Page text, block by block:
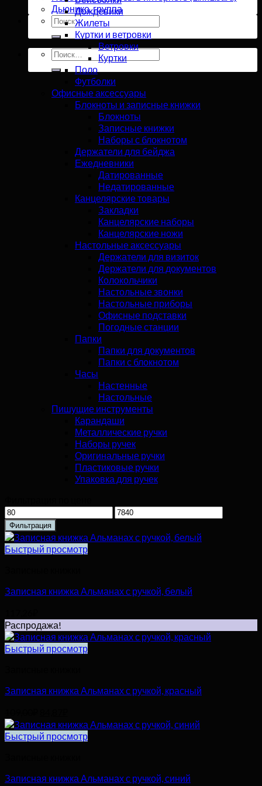
Дьюнико, группа
Искать:
Искать:
Дождевики
Жилеты
Куртки и ветровки
Ветровки
Куртки
Поло
Футболки
Офисные аксессуары
Блокноты и записные книжки
Блокноты
Записные книжки
Наборы с блокнотом
Держатели для бейджа
Ежедневники
Датированные
Недатированные
Канцелярские товары
Закладки
Канцелярские наборы
Канцелярские ножи
Настольные аксессуары
Держатели для визиток
Держатели для документов
Колокольчики
Настольные звонки
Настольные приборы
Офисные подставки
Погодные станции
Папки
Папки для документов
Папки с блокнотом
Часы
Настенные
Настольные
Пишущие инструменты
Карандаши
Металлические ручки
Наборы ручек
Оригинальные ручки
Пластиковые ручки
Упаковка для ручек
Минимальная
цена
Максимальная
цена
Фильтрация
Быстрый просмотр
Записная книжка Альманах с ручкой, белый
Распродажа!
Быстрый просмотр
Записная книжка Альманах с ручкой, красный
цена
составляла
цена:
84,87₽.
Быстрый просмотр
Записная книжка Альманах с ручкой, синий